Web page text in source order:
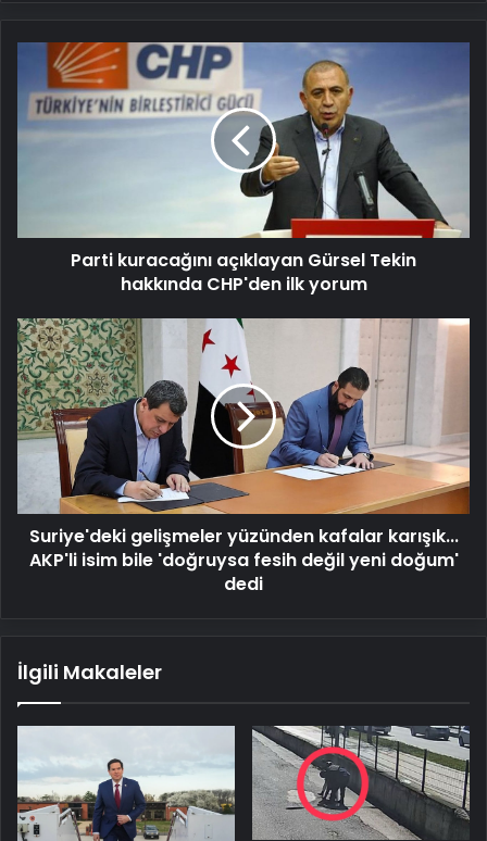
kuracağını
açıklayan
Gürsel
Tekin
yorum
Parti kuracağını açıklayan Gürsel Tekin
hakkında CHP'den ilk yorum
Suriye'deki
gelişmeler
yüzünden
kafalar
karışık...
AKP'li
'doğruysa
fesih
değil
Suriye'deki gelişmeler yüzünden kafalar karışık...
AKP'li isim bile 'doğruysa fesih değil yeni doğum'
dedi
İlgili Makaleler